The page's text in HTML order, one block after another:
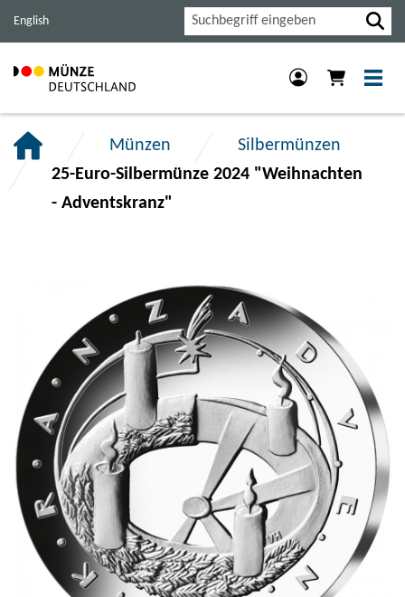
Haupt-
anspringen.
Inhalt
anspringen.
Footer
anspringen.
English Suche
Münzen
Silbermünzen
25-Euro-Silbermünze 2024 "Weihnachten
- Adventskranz"